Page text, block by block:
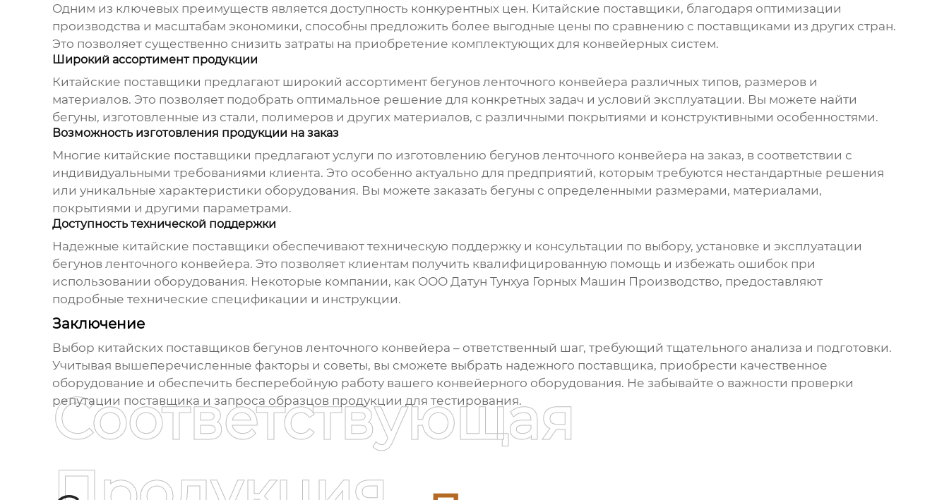
Одним из ключевых преимуществ является доступность конкурентных цен. Китайские поставщики, благодаря оптимизации
производства и масштабам экономики, способны предложить более выгодные цены по сравнению с поставщиками из других стран.
Это позволяет существенно снизить затраты на приобретение комплектующих для конвейерных систем.
Широкий ассортимент продукции
Китайские поставщики предлагают широкий ассортимент бегунов ленточного конвейера различных типов, размеров и
материалов. Это позволяет подобрать оптимальное решение для конкретных задач и условий эксплуатации. Вы можете найти
бегуны, изготовленные из стали, полимеров и других материалов, с различными покрытиями и конструктивными особенностями.
Возможность изготовления продукции на заказ
Многие китайские поставщики предлагают услуги по изготовлению бегунов ленточного конвейера на заказ, в соответствии с
индивидуальными требованиями клиента. Это особенно актуально для предприятий, которым требуются нестандартные решения
или уникальные характеристики оборудования. Вы можете заказать бегуны с определенными размерами, материалами,
покрытиями и другими параметрами.
Доступность технической поддержки
Надежные китайские поставщики обеспечивают техническую поддержку и консультации по выбору, установке и эксплуатации
бегунов ленточного конвейера. Это позволяет клиентам получить квалифицированную помощь и избежать ошибок при
использовании оборудования. Некоторые компании, как ООО Датун Тунхуа Горных Машин Производство, предоставляют
подробные технические спецификации и инструкции.
Заключение
Выбор китайских поставщиков бегунов ленточного конвейера – ответственный шаг, требующий тщательного анализа и подготовки.
Учитывая вышеперечисленные факторы и советы, вы сможете выбрать надежного поставщика, приобрести качественное
оборудование и обеспечить бесперебойную работу вашего конвейерного оборудования. Не забывайте о важности проверки
репутации поставщика и запроса образцов продукции для тестирования.
Соответствующая